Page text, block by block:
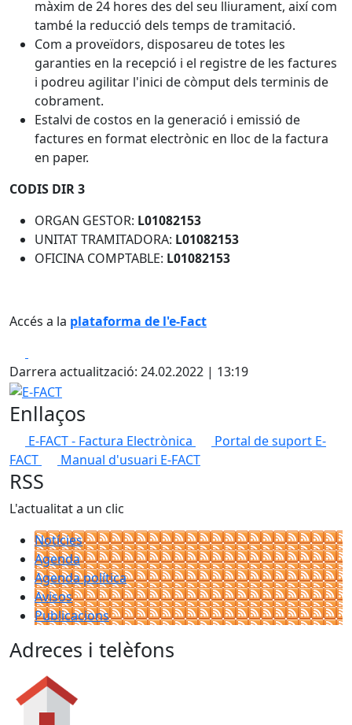
màxim de 24 hores des del seu lliurament, així com
també la reducció dels temps de tramitació.
Com a proveïdors, disposareu de totes les
garanties en la recepció i el registre de les factures
i podreu agilitar l'inici de còmput dels terminis de
cobrament.
Estalvi de costos en la generació i emissió de
factures en format electrònic en lloc de la factura
en paper.
CODIS DIR 3
ORGAN GESTOR: L01082153
UNITAT TRAMITADORA: L01082153
OFICINA COMPTABLE: L01082153
Accés a la plataforma de l'e-Fact
Darrera actualització: 24.02.2022 | 13:19
E-FACT
Enllaços
E-FACT - Factura Electrònica
Portal de suport E-
FACT
Manual d'usuari E-FACT
RSS
L'actualitat a un clic
Notícies
Agenda
Agenda política
Avisos
Publicacions
Adreces i telèfons